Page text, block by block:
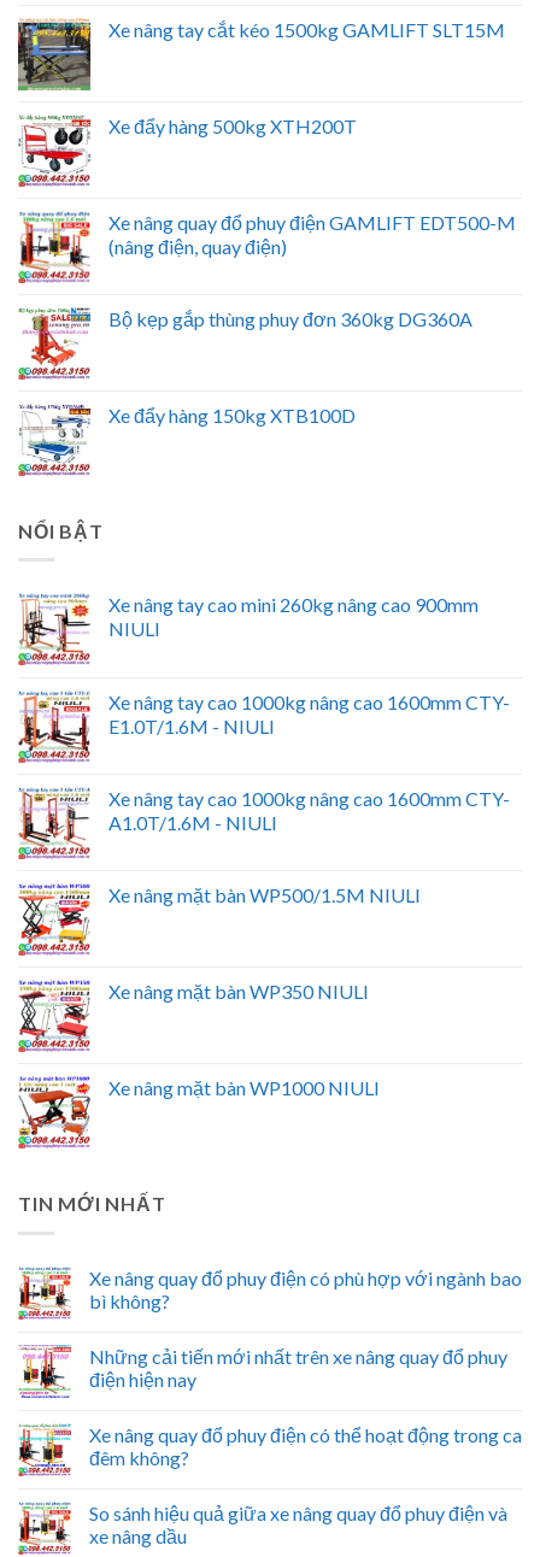
Xe nâng tay cắt kéo 1500kg GAMLIFT SLT15M
Xe đẩy hàng 500kg XTH200T
Xe nâng quay đổ phuy điện GAMLIFT EDT500-M
(nâng điện, quay điện)
Bộ kẹp gắp thùng phuy đơn 360kg DG360A
Xe đẩy hàng 150kg XTB100D
NỔI BẬT
Xe nâng tay cao mini 260kg nâng cao 900mm
NIULI
Xe nâng tay cao 1000kg nâng cao 1600mm CTY-
E1.0T/1.6M - NIULI
Xe nâng tay cao 1000kg nâng cao 1600mm CTY-
A1.0T/1.6M - NIULI
Xe nâng mặt bàn WP500/1.5M NIULI
Xe nâng mặt bàn WP350 NIULI
Xe nâng mặt bàn WP1000 NIULI
TIN MỚI NHẤT
Xe nâng quay đổ phuy điện có phù hợp với ngành bao
bì không?
Những cải tiến mới nhất trên xe nâng quay đổ phuy
điện hiện nay
Xe nâng quay đổ phuy điện có thể hoạt động trong ca
đêm không?
So sánh hiệu quả giữa xe nâng quay đổ phuy điện và
xe nâng dầu